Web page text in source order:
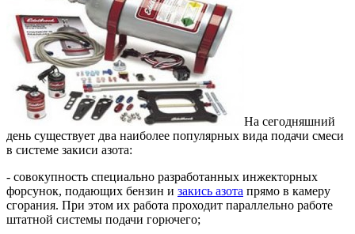
На сегодняшний
день существует два наиболее популярных вида подачи смеси
в системе закиси азота:
- совокупность специально разработанных инжекторных
форсунок, подающих бензин и закись азота прямо в камеру
сгорания. При этом их работа проходит параллельно работе
штатной системы подачи горючего;